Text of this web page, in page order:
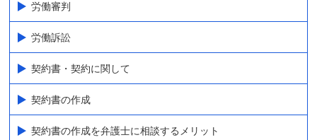
労働審判
労働訴訟
契約書・契約に関して
契約書の作成
契約書の作成を弁護士に相談するメリット